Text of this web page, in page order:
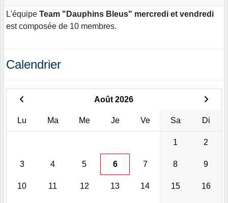
L'équipe Team "Dauphins Bleus" mercredi et vendredi
est composée de 10 membres.
Calendrier
Août 2026
Lu Ma Me Je Ve Sa Di
1 2
3 4 5 6 7 8 9
10 11 12 13 14 15 16